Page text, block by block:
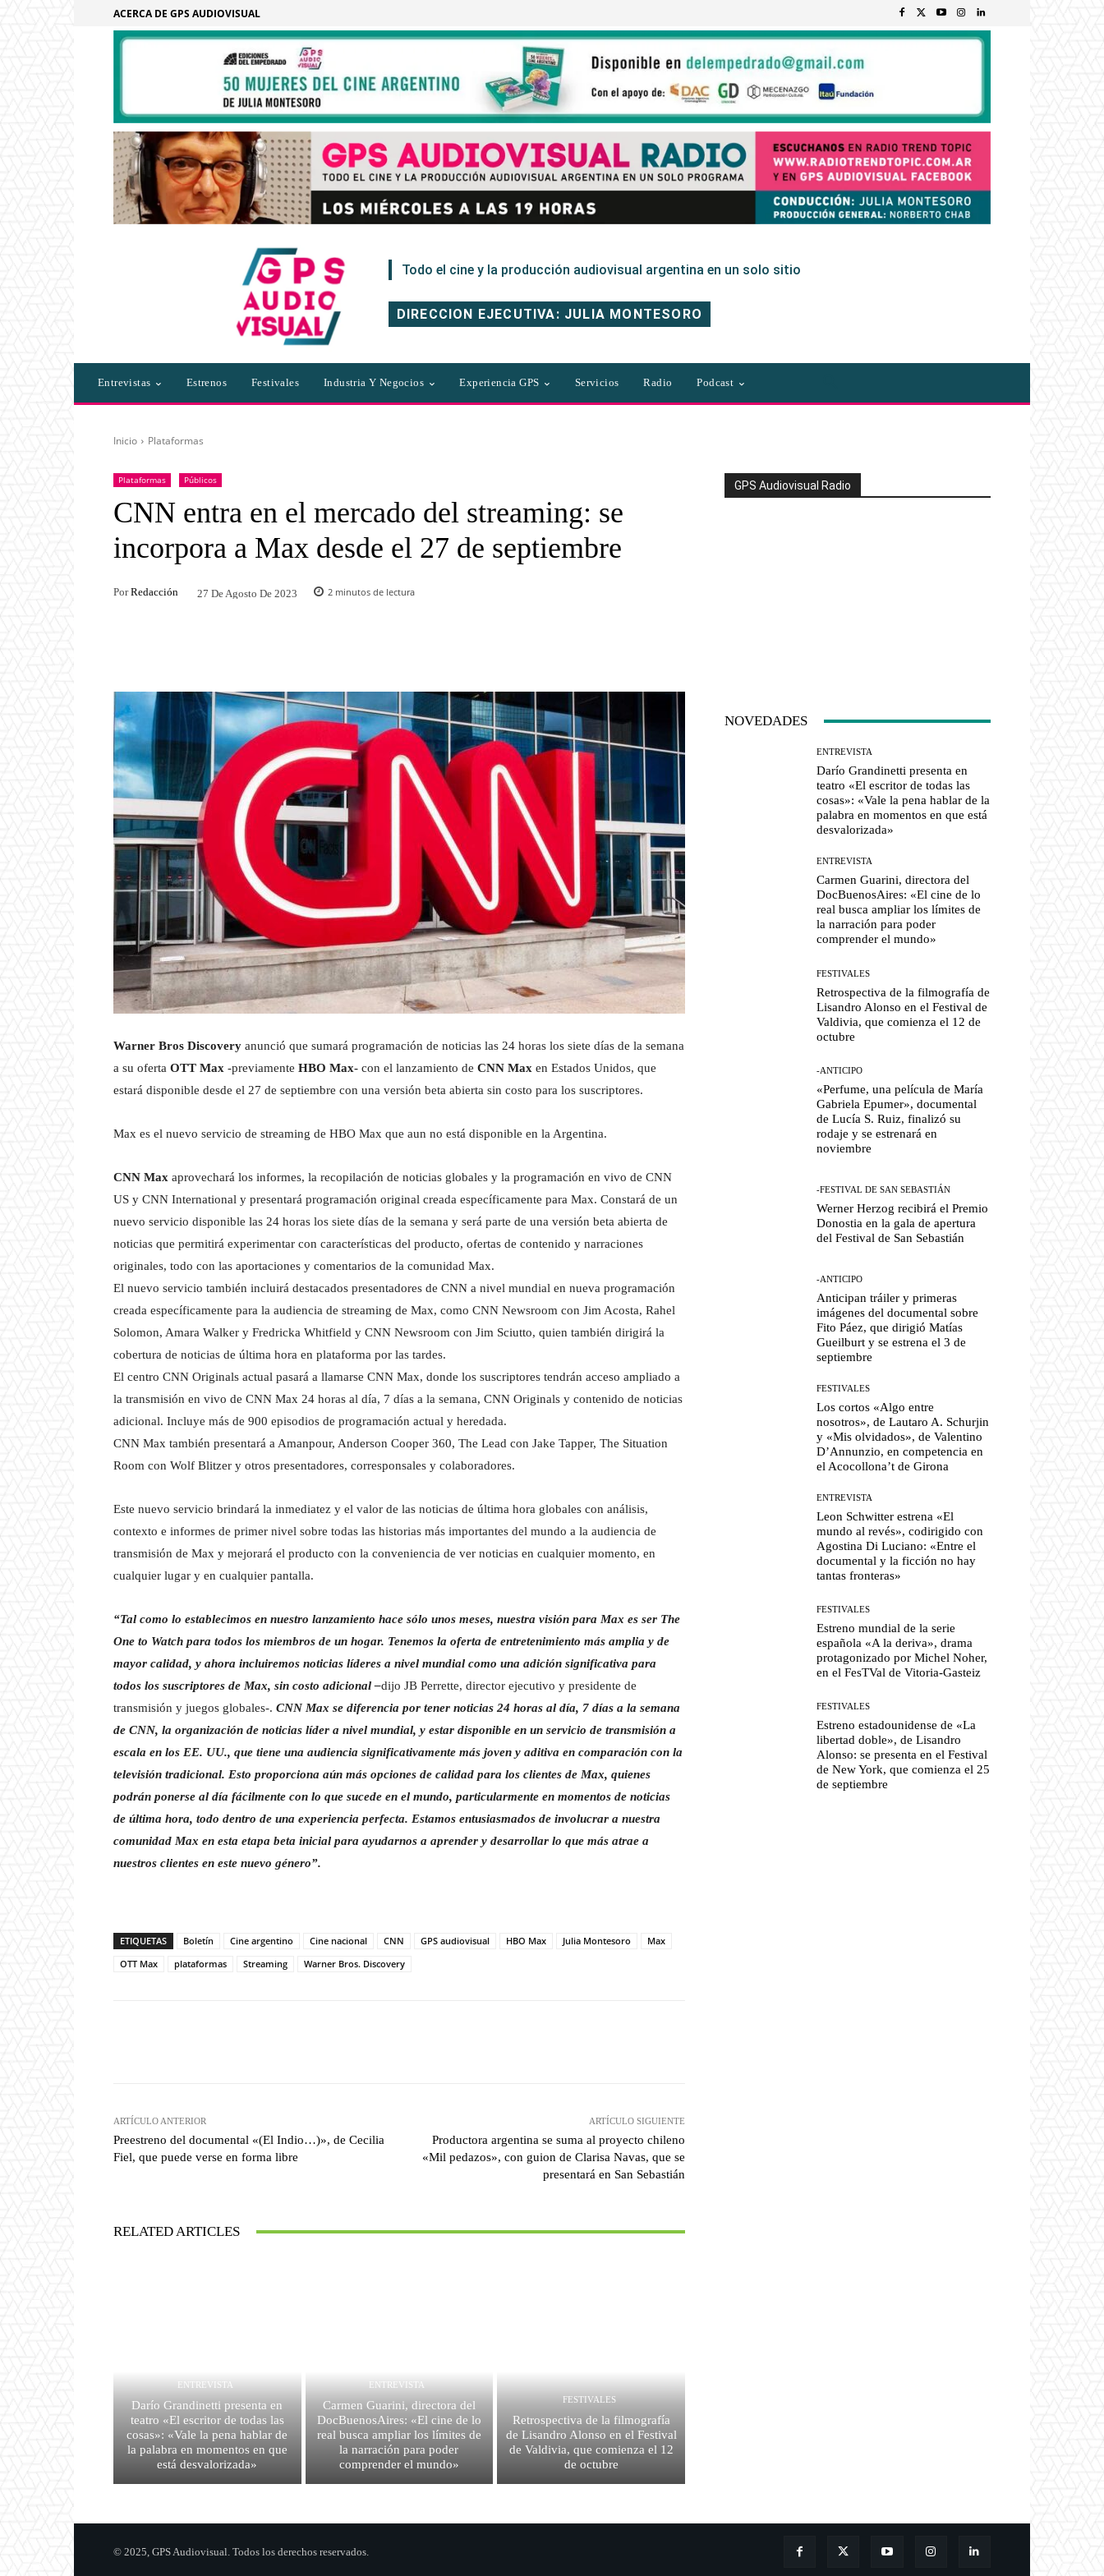
ACERCA DE GPS AUDIOVISUAL
Todo el cine y la producción audiovisual argentina en un solo sitio
DIRECCION EJECUTIVA: JULIA MONTESORO
Entrevistas Estrenos Festivales Industria Y Negocios Experiencia GPS Servicios Radio Podcast
Inicio Plataformas
Plataformas Públicos
CNN entra en el mercado del streaming: se
incorpora a Max desde el 27 de septiembre
Por Redacción 27 De Agosto De 2023 2 minutos de lectura
Warner Bros Discovery anunció que sumará programación de noticias las 24 horas los siete días de la semana
a su oferta OTT Max -previamente HBO Max- con el lanzamiento de CNN Max en Estados Unidos, que
estará disponible desde el 27 de septiembre con una versión beta abierta sin costo para los suscriptores.
Max es el nuevo servicio de streaming de HBO Max que aun no está disponible en la Argentina.
CNN Max aprovechará los informes, la recopilación de noticias globales y la programación en vivo de CNN
US y CNN International y presentará programación original creada específicamente para Max. Constará de un
nuevo servicio disponible las 24 horas los siete días de la semana y será parte de una versión beta abierta de
noticias que permitirá experimentar con características del producto, ofertas de contenido y narraciones
originales, todo con las aportaciones y comentarios de la comunidad Max.
El nuevo servicio también incluirá destacados presentadores de CNN a nivel mundial en nueva programación
creada específicamente para la audiencia de streaming de Max, como CNN Newsroom con Jim Acosta, Rahel
Solomon, Amara Walker y Fredricka Whitfield y CNN Newsroom con Jim Sciutto, quien también dirigirá la
cobertura de noticias de última hora en plataforma por las tardes.
El centro CNN Originals actual pasará a llamarse CNN Max, donde los suscriptores tendrán acceso ampliado a
la transmisión en vivo de CNN Max 24 horas al día, 7 días a la semana, CNN Originals y contenido de noticias
adicional. Incluye más de 900 episodios de programación actual y heredada.
CNN Max también presentará a Amanpour, Anderson Cooper 360, The Lead con Jake Tapper, The Situation
Room con Wolf Blitzer y otros presentadores, corresponsales y colaboradores.
Este nuevo servicio brindará la inmediatez y el valor de las noticias de última hora globales con análisis,
contexto e informes de primer nivel sobre todas las historias más importantes del mundo a la audiencia de
transmisión de Max y mejorará el producto con la conveniencia de ver noticias en cualquier momento, en
cualquier lugar y en cualquier pantalla.
“Tal como lo establecimos en nuestro lanzamiento hace sólo unos meses, nuestra visión para Max es ser The
One to Watch para todos los miembros de un hogar. Tenemos la oferta de entretenimiento más amplia y de
mayor calidad, y ahora incluiremos noticias líderes a nivel mundial como una adición significativa para
todos los suscriptores de Max, sin costo adicional –dijo JB Perrette, director ejecutivo y presidente de
transmisión y juegos globales-. CNN Max se diferencia por tener noticias 24 horas al día, 7 días a la semana
de CNN, la organización de noticias líder a nivel mundial, y estar disponible en un servicio de transmisión a
escala en los EE. UU., que tiene una audiencia significativamente más joven y aditiva en comparación con la
televisión tradicional. Esto proporciona aún más opciones de calidad para los clientes de Max, quienes
podrán ponerse al día fácilmente con lo que sucede en el mundo, particularmente en momentos de noticias
de última hora, todo dentro de una experiencia perfecta. Estamos entusiasmados de involucrar a nuestra
comunidad Max en esta etapa beta inicial para ayudarnos a aprender y desarrollar lo que más atrae a
nuestros clientes en este nuevo género”.
ETIQUETAS Boletín Cine argentino Cine nacional CNN GPS audiovisual HBO Max Julia Montesoro
Max
OTT Max
plataformas Streaming Warner Bros. Discovery
ARTÍCULO ANTERIOR
Preestreno del documental «(El Indio…)», de Cecilia
Fiel, que puede verse en forma libre
ARTÍCULO SIGUIENTE
Productora argentina se suma al proyecto chileno
«Mil pedazos», con guion de Clarisa Navas, que se
presentará en San Sebastián
RELATED ARTICLES
ENTREVISTA
Darío Grandinetti presenta en
teatro «El escritor de todas las
cosas»: «Vale la pena hablar de
la palabra en momentos en que
está desvalorizada»
ENTREVISTA
Carmen Guarini, directora del
DocBuenosAires: «El cine de lo
real busca ampliar los límites de
la narración para poder
comprender el mundo»
FESTIVALES
Retrospectiva de la filmografía
de Lisandro Alonso en el Festival
de Valdivia, que comienza el 12
de octubre
GPS Audiovisual Radio
NOVEDADES
ENTREVISTA
Darío Grandinetti presenta en
teatro «El escritor de todas las
cosas»: «Vale la pena hablar de la
palabra en momentos en que está
desvalorizada»
ENTREVISTA
Carmen Guarini, directora del
DocBuenosAires: «El cine de lo
real busca ampliar los límites de
la narración para poder
comprender el mundo»
FESTIVALES
Retrospectiva de la filmografía de
Lisandro Alonso en el Festival de
Valdivia, que comienza el 12 de
octubre
-ANTICIPO
«Perfume, una película de María
Gabriela Epumer», documental
de Lucía S. Ruiz, finalizó su
rodaje y se estrenará en
noviembre
-FESTIVAL DE SAN SEBASTIÁN
Werner Herzog recibirá el Premio
Donostia en la gala de apertura
del Festival de San Sebastián
-ANTICIPO
Anticipan tráiler y primeras
imágenes del documental sobre
Fito Páez, que dirigió Matías
Gueilburt y se estrena el 3 de
septiembre
FESTIVALES
Los cortos «Algo entre
nosotros», de Lautaro A. Schurjin
y «Mis olvidados», de Valentino
D’Annunzio, en competencia en
el Acocollona’t de Girona
ENTREVISTA
Leon Schwitter estrena «El
mundo al revés», codirigido con
Agostina Di Luciano: «Entre el
documental y la ficción no hay
tantas fronteras»
FESTIVALES
Estreno mundial de la serie
española «A la deriva», drama
protagonizado por Michel Noher,
en el FesTVal de Vitoria-Gasteiz
FESTIVALES
Estreno estadounidense de «La
libertad doble», de Lisandro
Alonso: se presenta en el Festival
de New York, que comienza el 25
de septiembre
© 2025, GPS Audiovisual. Todos los derechos reservados.